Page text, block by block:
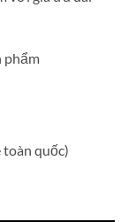
phẩm
quốc)